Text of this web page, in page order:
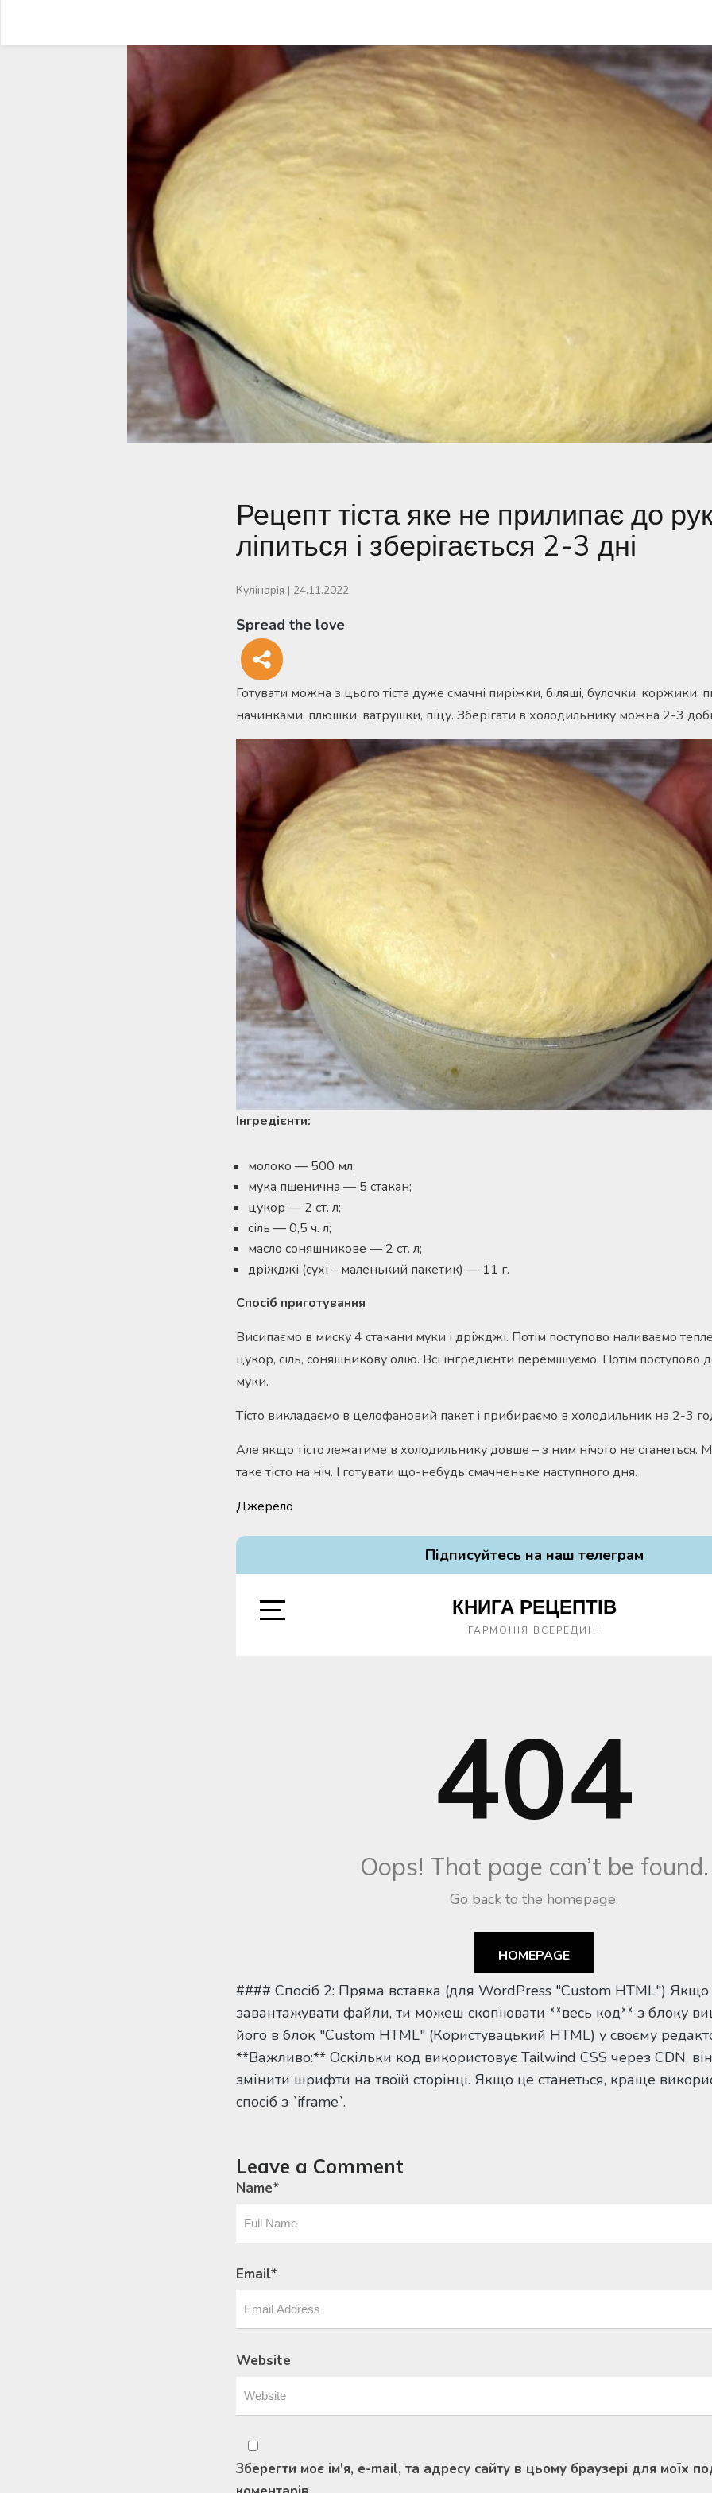
Рецепт тіста яке не прилипає до
ліпиться і зберігається 2-3 дні
Кулінарія | 24.11.2022
Spread the love
Готувати можна з цього тіста дуже смачні пиріжки, біляші, булочки, коржики,
начинками, плюшки, ватрушки, піцу. Зберігати в холодильнику можна 2-3
Інгредієнти:
молоко — 500 мл;
мука пшенична — 5 стакан;
цукор — 2 ст. л;
сіль — 0,5 ч. л;
масло соняшникове — 2 ст. л;
дріжджі (сухі – маленький пакетик) — 11 г.
Спосіб приготування
Висипаємо в миску 4 стакани муки і дріжджі. Потім поступово наливаємо
цукор, сіль, соняшникову олію. Всі інгредієнти перемішуємо. Потім поступово
муки.
Тісто викладаємо в целофановий пакет і прибираємо в холодильник на 2-3
Але якщо тісто лежатиме в холодильнику довше – з ним нічого не станеться.
таке тісто на ніч. І готувати що-небудь смачненьке наступного дня.
Джерело
#### Спосіб 2: Пряма вставка (для WordPress "Custom HTML")
завантажувати файли, ти можеш скопіювати **весь код** з блоку
його в блок "Custom HTML" (Користувацький HTML) у своєму
**Важливо:** Оскільки код використовує Tailwind CSS через CDN,
змінити шрифти на твоїй сторінці. Якщо це станеться, краще
спосіб з `iframe`.
Leave a Comment
Name*
Email*
Website
Зберегти моє ім'я, e-mail, та адресу сайту в цьому браузері для моїх